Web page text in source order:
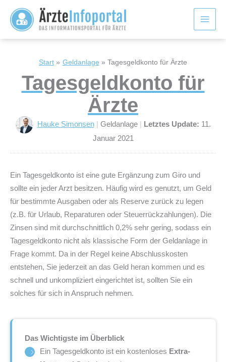
Inhalt
springen
Start Geldanlage Tagesgeldkonto für Ärzte
Tagesgeldkonto für
Ärzte
Hauke Simonsen Geldanlage Letztes Update: 11.
Januar 2021
Ein Tagesgeldkonto ist eine gute Ergänzung zum Giro und
sollte ein jeder Arzt besitzen. Häufig wird es genutzt, um Geld
für bestimmte Ausgaben oder als Reserve zurück zu legen
(z.B. für Urlaub, Reparaturen oder Steuerrückzahlungen). Die
Zinsen sind mit durchschnittlich 0,2% sehr gering, sodass ein
Tagesgeldkonto nicht als klassische Form der Geldanlage in
Frage kommt. Da in der Regel keine Abschlusskosten
entstehen, Sie jederzeit an das Geld heran kommen und es
schnell und unkompliziert eingerichtet ist, sollten Sie ein
solches für sich in Anspruch nehmen.
Das Wichtigste im Überblick
Ein Tagesgeldkonto ist ein kostenloses Extra-